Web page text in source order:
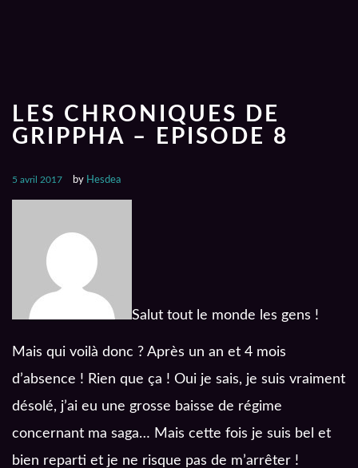
LES CHRONIQUES DE
GRIPPHA – EPISODE 8
5 avril 2017 by Hesdea
Salut tout le monde les gens !
Mais qui voilà donc ? Après un an et 4 mois
d’absence ! Rien que ça ! Oui je sais, je suis vraiment
désolé, j’ai eu une grosse baisse de régime
concernant ma saga… Mais cette fois je suis bel et
bien reparti et je ne risque pas de m’arrêter !